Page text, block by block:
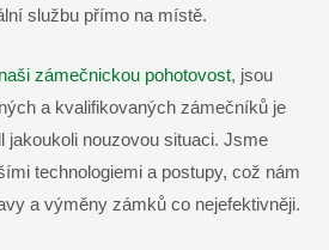
službu přímo na místě.
zámečnickou pohotovost, jsou
a kvalifikovaných zámečníků je
jakoukoli nouzovou situaci. Jsme
technologiemi a postupy, což nám
a výměny zámků co nejefektivněji.